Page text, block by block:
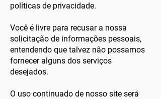
políticas de privacidade.
Você é livre para recusar a nossa
solicitação de informações pessoais,
entendendo que talvez não possamos
fornecer alguns dos serviços
desejados.
O uso continuado de nosso site será